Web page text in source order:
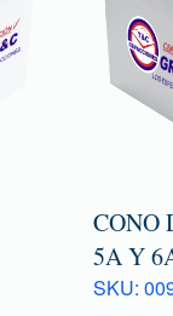
CONO
5A Y
SKU: